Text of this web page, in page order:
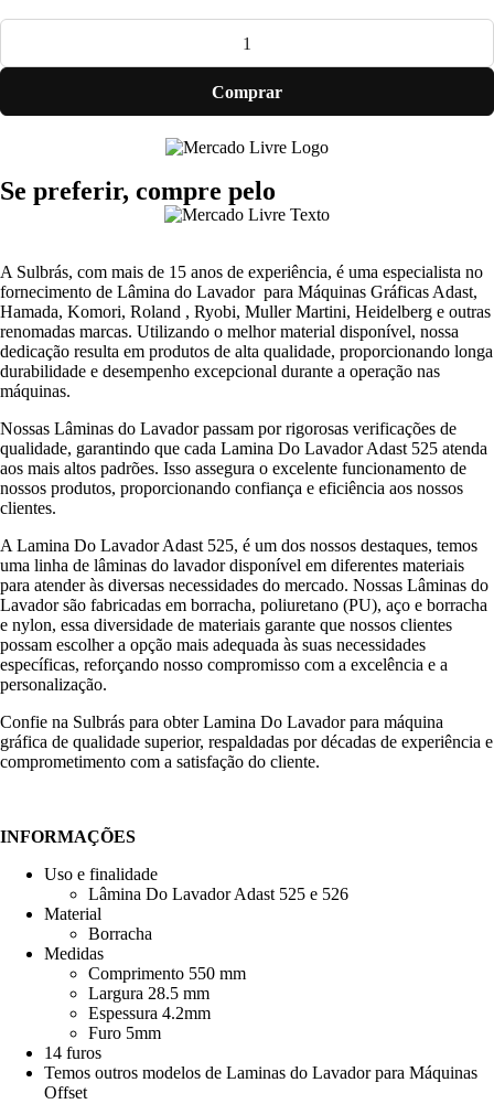
Comprar
Se preferir, compre pelo
A Sulbrás, com mais de 15 anos de experiência, é uma especialista no
fornecimento de Lâmina do Lavador para Máquinas Gráficas Adast,
Hamada, Komori, Roland , Ryobi, Muller Martini, Heidelberg e outras
renomadas marcas. Utilizando o melhor material disponível, nossa
dedicação resulta em produtos de alta qualidade, proporcionando longa
durabilidade e desempenho excepcional durante a operação nas
máquinas.
Nossas Lâminas do Lavador passam por rigorosas verificações de
qualidade, garantindo que cada Lamina Do Lavador Adast 525 atenda
aos mais altos padrões. Isso assegura o excelente funcionamento de
nossos produtos, proporcionando confiança e eficiência aos nossos
clientes.
A Lamina Do Lavador Adast 525, é um dos nossos destaques, temos
uma linha de lâminas do lavador disponível em diferentes materiais
para atender às diversas necessidades do mercado. Nossas Lâminas do
Lavador são fabricadas em borracha, poliuretano (PU), aço e borracha
e nylon, essa diversidade de materiais garante que nossos clientes
possam escolher a opção mais adequada às suas necessidades
específicas, reforçando nosso compromisso com a excelência e a
personalização.
Confie na Sulbrás para obter Lamina Do Lavador para máquina
gráfica de qualidade superior, respaldadas por décadas de experiência e
comprometimento com a satisfação do cliente.
INFORMAÇÕES
Uso e finalidade
Lâmina Do Lavador Adast 525 e 526
Material
Borracha
Medidas
Comprimento 550 mm
Largura 28.5 mm
Espessura 4.2mm
Furo 5mm
14 furos
Temos outros modelos de Laminas do Lavador para Máquinas
Offset